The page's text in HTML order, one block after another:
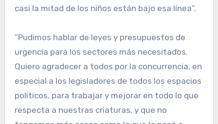
casi la mitad de los niños están bajo esa línea”.
“Pudimos hablar de leyes y presupuestos de
urgencia para los sectores más necesitados.
Quiero agradecer a todos por la concurrencia, en
especial a los legisladores de todos los espacios
políticos, para trabajar y mejorar en todo lo que
respecta a nuestras criaturas, y que no